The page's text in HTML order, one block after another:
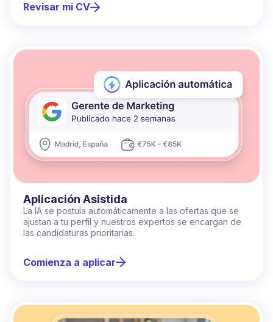
Revisar mi CV
Aplicación Asistida
La IA se postula automáticamente a las ofertas que se
ajustan a tu perfil y nuestros expertos se encargan de
las candidaturas prioritarias.
Comienza a aplicar